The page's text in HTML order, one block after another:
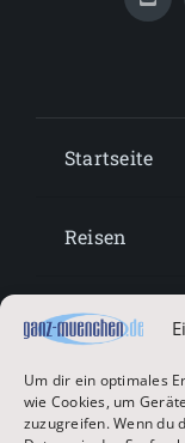
Um dir ein optimales
wie Cookies, um
zuzugreifen. Wenn du
Startseite
Reisen
Lifestyle